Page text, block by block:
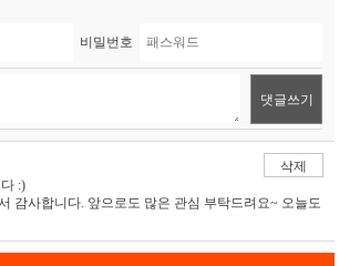
비밀번호
댓글쓰기
삭제
:)
감사합니다. 앞으로도 많은 관심 부탁드려요~ 오늘도